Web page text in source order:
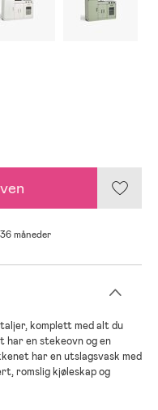
måneder
komplett med alt du
en stekeovn og en
har en utslagsvask med
romslig kjøleskap og